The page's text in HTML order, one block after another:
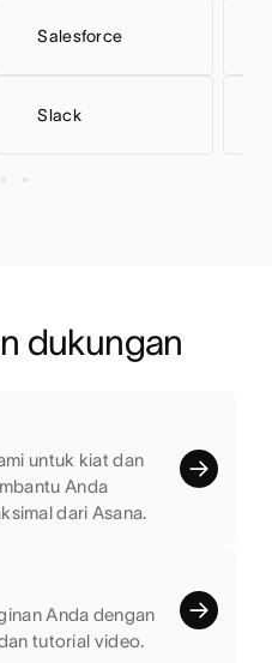
Salesforce
Slack
dukungan
untuk kiat dan
Anda
dari Asana.
Anda dengan
tutorial video.